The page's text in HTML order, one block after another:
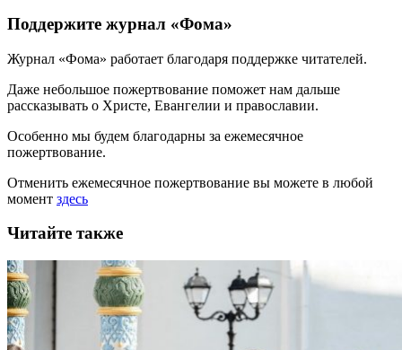
Поддержите журнал «Фома»
Журнал «Фома» работает благодаря поддержке читателей.
Даже небольшое пожертвование поможет нам дальше
рассказывать о Христе, Евангелии и православии.
Особенно мы будем благодарны за ежемесячное
пожертвование.
Отменить ежемесячное пожертвование вы можете в любой
момент здесь
Читайте также